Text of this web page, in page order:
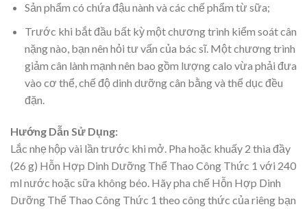
Sản phẩm có chứa đậu nành và các chế phẩm từ sữa;
Trước khi bắt đầu bất kỳ một chương trình kiểm soát cân
nặng nào, bạn nên hỏi tư vấn của bác sĩ. Một chương trình
giảm cân lành mạnh nên bao gồm lượng calo vừa phải đưa
vào cơ thể, chế độ dinh dưỡng cân bằng và thể dục đều
đặn.
Hướng Dẫn Sử Dụng:
Lắc nhẹ hộp vài lần trước khi mở. Pha hoặc khuấy 2 thìa đầy
(26 g) Hỗn Hợp Dinh Dưỡng Thể Thao Công Thức 1 với 240
ml nước hoặc sữa không béo. Hãy pha chế Hỗn Hợp Dinh
Dưỡng Thể Thao Công Thức 1 theo công thức của riêng bạn